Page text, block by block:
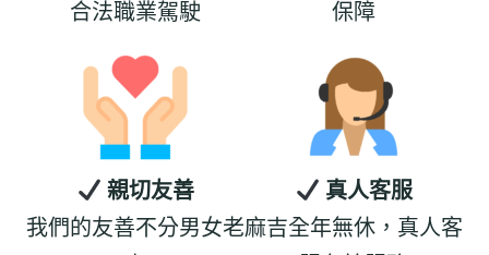
合法職業駕駛
親切友善
我們的友善不分男女老
保障
真人客服
麻吉全年無休，真人客